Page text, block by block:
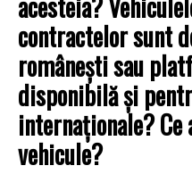
contractelor sunt
româneşti sau
disponibilă şi
internaţionale?
vehicule?